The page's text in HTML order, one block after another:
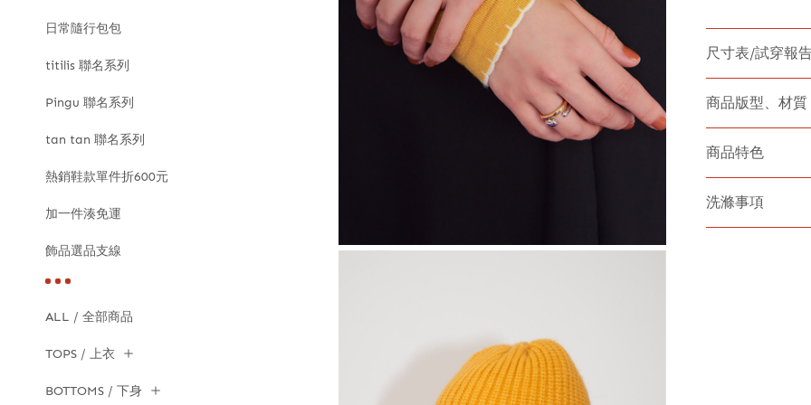
日常隨行包包
titilis 聯名系列
Pingu 聯名系列
tan tan 聯名系列
熱銷鞋款單件折600元
加一件湊免運
飾品選品支線
ALL / 全部商品
TOPS / 上衣
BOTTOMS / 下身
尺寸表/試穿報
商品版型、材質
商品特色
洗滌事項